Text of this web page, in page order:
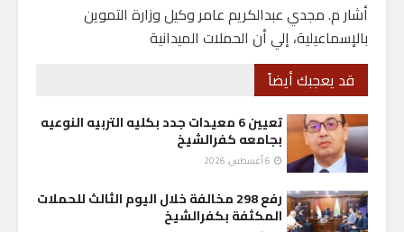
أشار م. مجدي عبدالكريم عامر وكيل وزارة التموين
بالإسماعيلية، إلي أن الحملات الميدانية
قد يعجبك أيضاً
تعيين 6 معيدات جدد بكليه التربيه النوعيه
بجامعه كفرالشيخ
رفع 298 مخالفة خلال اليوم الثالث للحملات
المكثفة بكفرالشيخ